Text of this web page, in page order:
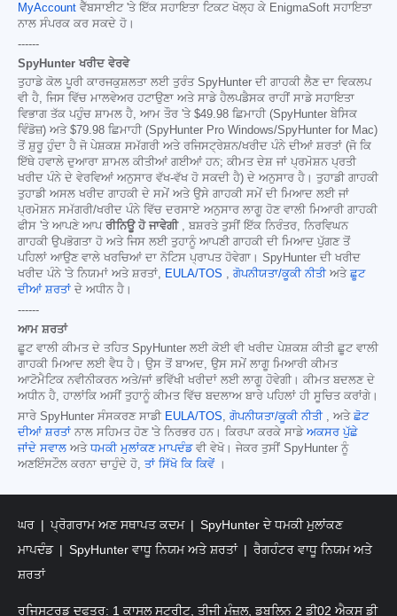
MyAccount ਵੈੱਬਸਾਈਟ 'ਤੇ ਇੱਕ ਸਹਾਇਤਾ ਟਿਕਟ ਖੋਲ੍ਹ ਕੇ EnigmaSoft ਸਹਾਇਤਾ
ਨਾਲ ਸੰਪਰਕ ਕਰ ਸਕਦੇ ਹੋ।
------
SpyHunter ਖਰੀਦ ਵੇਰਵੇ
ਤੁਹਾਡੇ ਕੋਲ ਪੂਰੀ ਕਾਰਜਕੁਸ਼ਲਤਾ ਲਈ ਤੁਰੰਤ SpyHunter ਦੀ ਗਾਹਕੀ ਲੈਣ ਦਾ ਵਿਕਲਪ
ਵੀ ਹੈ, ਜਿਸ ਵਿੱਚ ਮਾਲਵੇਅਰ ਹਟਾਉਣਾ ਅਤੇ ਸਾਡੇ ਹੈਲਪਡੈਸਕ ਰਾਹੀਂ ਸਾਡੇ ਸਹਾਇਤਾ
ਵਿਭਾਗ ਤੱਕ ਪਹੁੰਚ ਸ਼ਾਮਲ ਹੈ, ਆਮ ਤੌਰ 'ਤੇ $49.98 ਛਿਮਾਹੀ (SpyHunter ਬੇਸਿਕ
ਵਿੰਡੋਜ਼) ਅਤੇ $79.98 ਛਿਮਾਹੀ (SpyHunter Pro Windows/SpyHunter for Mac)
ਤੋਂ ਸ਼ੁਰੂ ਹੁੰਦਾ ਹੈ ਜੋ ਪੇਸ਼ਕਸ਼ ਸਮੱਗਰੀ ਅਤੇ ਰਜਿਸਟ੍ਰੇਸ਼ਨ/ਖਰੀਦ ਪੰਨੇ ਦੀਆਂ ਸ਼ਰਤਾਂ (ਜੋ ਕਿ
ਇੱਥੇ ਹਵਾਲੇ ਦੁਆਰਾ ਸ਼ਾਮਲ ਕੀਤੀਆਂ ਗਈਆਂ ਹਨ; ਕੀਮਤ ਦੇਸ਼ ਜਾਂ ਪ੍ਰਮੋਸ਼ਨ ਪ੍ਰਤੀ
ਖਰੀਦ ਪੰਨੇ ਦੇ ਵੇਰਵਿਆਂ ਅਨੁਸਾਰ ਵੱਖ-ਵੱਖ ਹੋ ਸਕਦੀ ਹੈ) ਦੇ ਅਨੁਸਾਰ ਹੈ। ਤੁਹਾਡੀ ਗਾਹਕੀ
ਤੁਹਾਡੀ ਅਸਲ ਖਰੀਦ ਗਾਹਕੀ ਦੇ ਸਮੇਂ ਅਤੇ ਉਸੇ ਗਾਹਕੀ ਸਮੇਂ ਦੀ ਮਿਆਦ ਲਈ ਜਾਂ
ਪ੍ਰਮੋਸ਼ਨ ਸਮੱਗਰੀ/ਖਰੀਦ ਪੰਨੇ ਵਿੱਚ ਦਰਸਾਏ ਅਨੁਸਾਰ ਲਾਗੂ ਹੋਣ ਵਾਲੀ ਮਿਆਰੀ ਗਾਹਕੀ
ਫੀਸ 'ਤੇ ਆਪਣੇ ਆਪ ਰੀਨਿਊ ਹੋ ਜਾਵੇਗੀ, ਬਸ਼ਰਤੇ ਤੁਸੀਂ ਇੱਕ ਨਿਰੰਤਰ, ਨਿਰਵਿਘਨ
ਗਾਹਕੀ ਉਪਭੋਗਤਾ ਹੋ ਅਤੇ ਜਿਸ ਲਈ ਤੁਹਾਨੂੰ ਆਪਣੀ ਗਾਹਕੀ ਦੀ ਮਿਆਦ ਪੁੱਗਣ ਤੋਂ
ਪਹਿਲਾਂ ਆਉਣ ਵਾਲੇ ਖਰਚਿਆਂ ਦਾ ਨੋਟਿਸ ਪ੍ਰਾਪਤ ਹੋਵੇਗਾ। SpyHunter ਦੀ ਖਰੀਦ
ਖਰੀਦ ਪੰਨੇ 'ਤੇ ਨਿਯਮਾਂ ਅਤੇ ਸ਼ਰਤਾਂ,
EULA/TOS ਗੋਪਨੀਯਤਾ/ਕੂਕੀ ਨੀਤੀ ਅਤੇ ਛੂਟ
ਦੀਆਂ ਸ਼ਰਤਾਂ ਦੇ ਅਧੀਨ ਹੈ।
------
ਆਮ ਸ਼ਰਤਾਂ
ਛੂਟ ਵਾਲੀ ਕੀਮਤ ਦੇ ਤਹਿਤ SpyHunter ਲਈ ਕੋਈ ਵੀ ਖਰੀਦ ਪੇਸ਼ਕਸ਼ ਕੀਤੀ ਛੂਟ ਵਾਲੀ
ਗਾਹਕੀ ਮਿਆਦ ਲਈ ਵੈਧ ਹੈ। ਉਸ ਤੋਂ ਬਾਅਦ, ਉਸ ਸਮੇਂ ਲਾਗੂ ਮਿਆਰੀ ਕੀਮਤ
ਆਟੋਮੈਟਿਕ ਨਵੀਨੀਕਰਨ ਅਤੇ/ਜਾਂ ਭਵਿੱਖੀ ਖਰੀਦਾਂ ਲਈ ਲਾਗੂ ਹੋਵੇਗੀ। ਕੀਮਤ ਬਦਲਣ ਦੇ
ਅਧੀਨ ਹੈ, ਹਾਲਾਂਕਿ ਅਸੀਂ ਤੁਹਾਨੂੰ ਕੀਮਤ ਵਿੱਚ ਬਦਲਾਅ ਬਾਰੇ ਪਹਿਲਾਂ ਹੀ ਸੂਚਿਤ ਕਰਾਂਗੇ।
ਸਾਰੇ SpyHunter ਸੰਸਕਰਣ ਸਾਡੀ EULA/TOS ਗੋਪਨੀਯਤਾ/ਕੂਕੀ ਨੀਤੀ , ਅਤੇ ਛੋਟ
ਦੀਆਂ ਸ਼ਰਤਾਂ ਨਾਲ ਸਹਿਮਤ ਹੋਣ 'ਤੇ ਨਿਰਭਰ ਹਨ। ਕਿਰਪਾ ਕਰਕੇ ਸਾਡੇ ਅਕਸਰ ਪੁੱਛੇ
ਜਾਂਦੇ ਸਵਾਲ ਅਤੇ ਧਮਕੀ ਮੁਲਾਂਕਣ ਮਾਪਦੰਡਵੀ ਵੇਖੋ। ਜੇਕਰ ਤੁਸੀਂ SpyHunter ਨੂੰ
ਅਣਇੰਸਟੌਲ ਕਰਨਾ ਚਾਹੁੰਦੇ ਹੋ, ਤਾਂ ਸਿੱਖੋ ਕਿ ਕਿਵੇਂ।
ਘਰ ਪ੍ਰੋਗਰਾਮ ਅਣ ਸਥਾਪਤ ਕਦਮ
SpyHunter ਦੇ ਧਮਕੀ ਮੁਲਾਂਕਣ
ਮਾਪਦੰਡ
SpyHunter ਵਾਧੂ ਨਿਯਮ ਅਤੇ ਸ਼ਰਤਾਂ
ਰੈਗਹੰਟਰ ਵਾਧੂ ਨਿਯਮ ਅਤੇ
ਸ਼ਰਤਾਂ
ਰਜਿਸਟਰਡ ਦਫਤਰ: 1 ਕਾਸਲ ਸਟ੍ਰੀਟ, ਤੀਜੀ ਮੰਜ਼ਲ, ਡਬਲਿਨ 2 ਡੀ02 ਐਕਸ ਡੀ